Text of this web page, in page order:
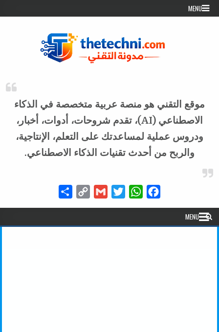
Skip to content
MENU
موقع التقني هو منصة عربية متخصصة في الذكاء
الاصطناعي (AI)، تقدم شروحات، أدوات، أخبار،
ودروس عملية لمساعدتك على التعلم، الإنتاجية،
والربح من أحدث تقنيات الذكاء الاصطناعي.
Facebook
WhatsApp
Twitter
Gmail
Copy
MENU